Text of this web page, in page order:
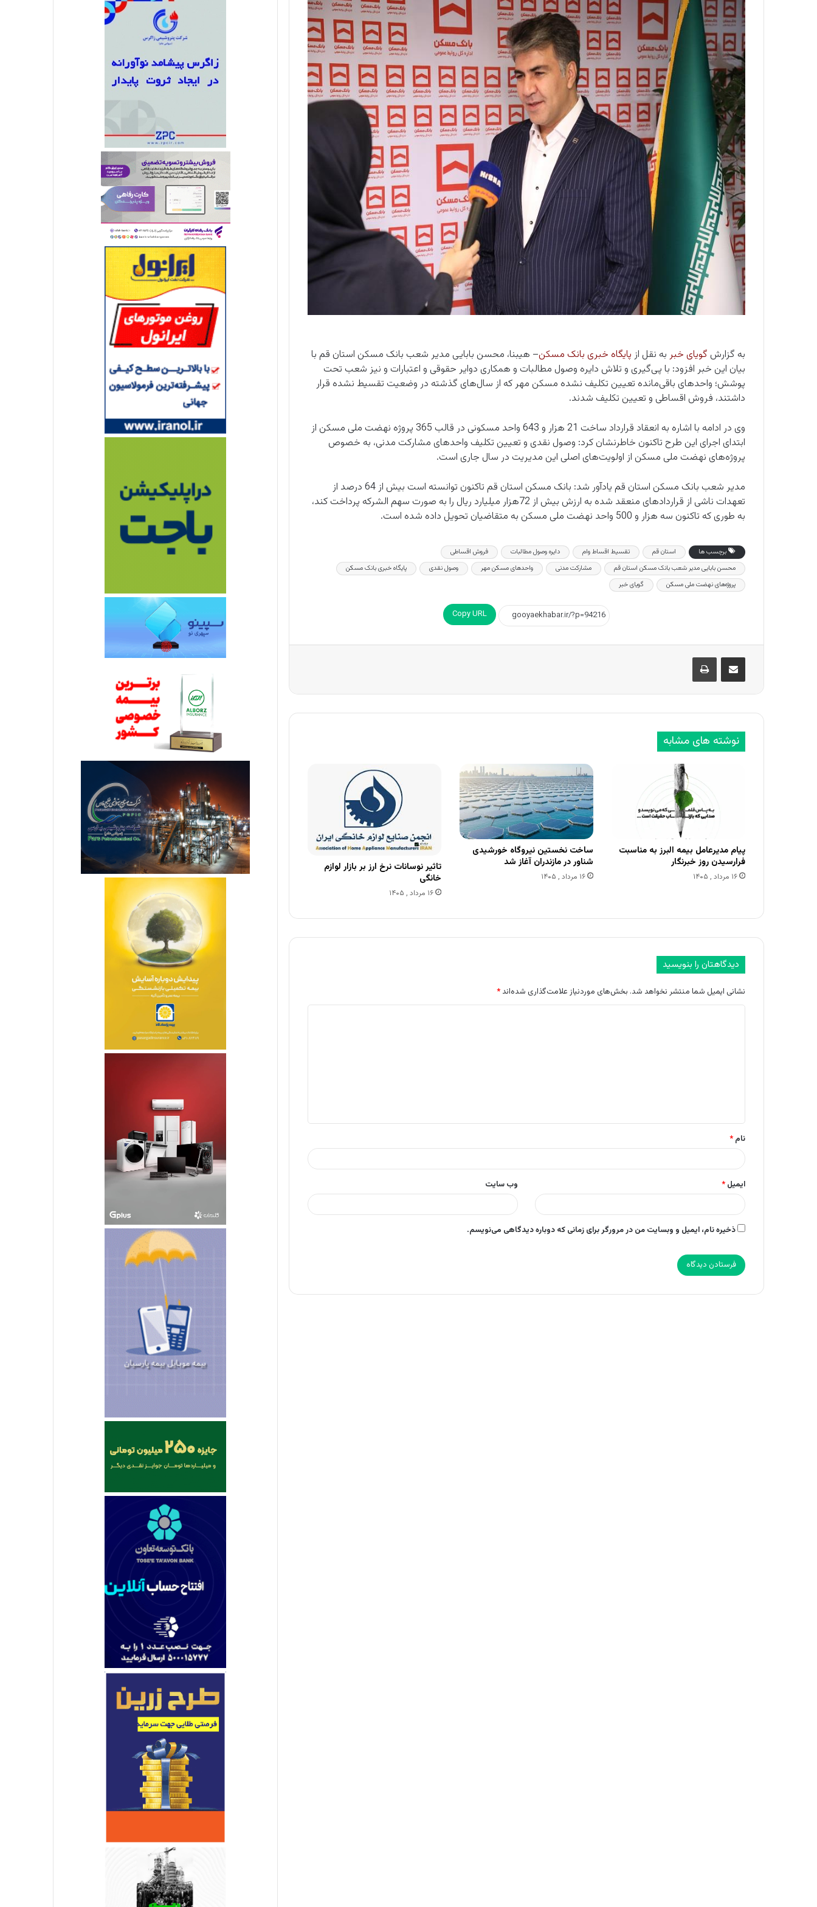
به گزارش گویای خبر به نقل از پایگاه خبری بانک مسکن– هیبنا، محسن بابایی مدیر شعب بانک مسکن استان قم با
بیان این خبر افزود: با پی‌گیری و تلاش دایره وصول مطالبات و همکاری دوایر حقوقی و اعتبارات و نیز شعب تحت
پوشش؛ واحدهای باقی‌مانده تعیین تکلیف نشده مسکن مهر که از سال‌های گذشته در وضعیت تقسیط نشده قرار
داشتند، فروش اقساطی و تعیین تکلیف شدند.
وی در ادامه با اشاره به انعقاد قرارداد ساخت 21 هزار و 643 واحد مسکونی در قالب 365 پروژه نهضت ملی مسکن از
ابتدای اجرای این طرح تاکنون خاطرنشان کرد: وصول نقدی و تعیین تکلیف واحدهای مشارکت مدنی، به خصوص
پروژه‌های نهضت ملی مسکن از اولویت‌های اصلی این مدیریت در سال جاری است.
مدیر شعب بانک مسکن استان قم یادآور شد: بانک مسکن استان قم تاکنون توانسته است بیش از 64 درصد از
تعهدات ناشی از قراردادهای منعقد شده به ارزش بیش از 72هزار میلیارد ریال را به صورت سهم الشرکه پرداخت کند،
به طوری که تاکنون سه هزار و 500 واحد نهضت ملی مسکن به متقاضیان تحویل داده شده است.
برچسب ها استان قم تقسیط اقساط وام دایره وصول مطالبات
فروش اقساطی
محسن بابایی مدیر شعب بانک مسکن استان قم
مشارکت مدنی واحدهای مسکن مهر وصول نقدی
پایگاه خبری بانک مسکن
پروژه‌های نهضت ملی مسکن
گویای خبر
Copy URL
اشتراک گذاری از طریق ایمیل چاپ
نوشته های مشابه
پیام مدیرعامل بیمه البرز به مناسبت
فرارسیدن روز خبرنگار
۱۶ مرداد , ۱۴۰۵
ساخت نخستین نیروگاه خورشیدی
شناور در مازندران آغاز شد
۱۶ مرداد , ۱۴۰۵
تاثیر نوسانات نرخ ارز بر بازار لوازم
خانگی
۱۶ مرداد , ۱۴۰۵
دیدگاهتان را بنویسید
نشانی ایمیل شما منتشر نخواهد شد. بخش‌های موردنیاز علامت‌گذاری شده‌اند *
*
نام *
ایمیل * وب‌ سایت
ذخیره نام، ایمیل و وبسایت من در مرورگر برای زمانی که دوباره دیدگاهی می‌نویسم.